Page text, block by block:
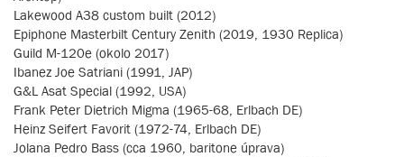
Lakewood A38 custom built (2012)
Epiphone Masterbilt Century Zenith (2019, 1930 Replica)
Guild M-120e (okolo 2017)
Ibanez Joe Satriani (1991, JAP)
G&L Asat Special (1992, USA)
Frank Peter Dietrich Migma (1965-68, Erlbach DE)
Heinz Seifert Favorit (1972-74, Erlbach DE)
Jolana Pedro Bass (cca 1960, baritone úprava)